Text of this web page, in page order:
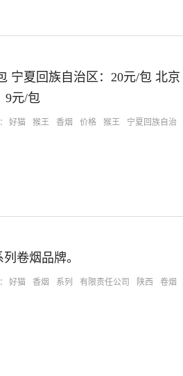
宁夏回族自治区：20元/包 北京
9元/包
好猫 猴王 香烟 价格 猴王
宁夏回族自治
卷烟品牌。
好猫 香烟 系列 有限责任公司 陕西 卷烟